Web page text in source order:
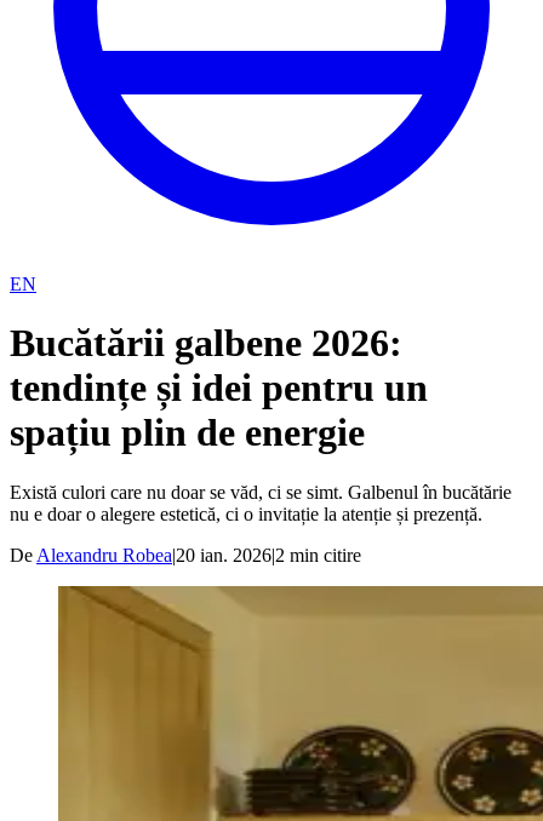
EN
Bucătării galbene 2026:
tendințe și idei pentru un
spațiu plin de energie
Există culori care nu doar se văd, ci se simt. Galbenul în bucătărie
nu e doar o alegere estetică, ci o invitație la atenție și prezență.
De Alexandru Robea|20 ian. 2026|2 min citire